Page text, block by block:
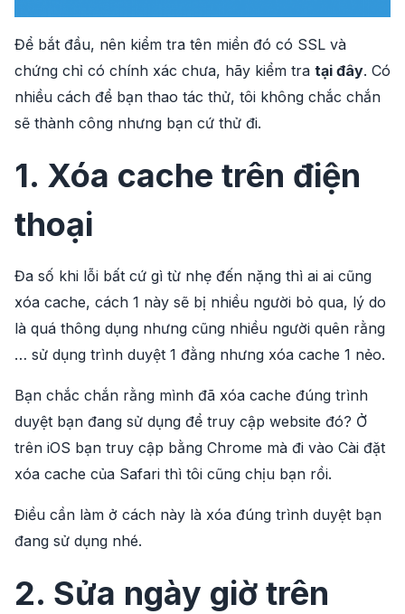
Để bắt đầu, nên kiểm tra tên miền đó có SSL và
chứng chỉ có chính xác chưa, hãy kiểm tra tại đây. Có
nhiều cách để bạn thao tác thử, tôi không chắc chắn
sẽ thành công nhưng bạn cứ thử đi.
1. Xóa cache trên điện
thoại
Đa số khi lỗi bất cứ gì từ nhẹ đến nặng thì ai ai cũng
xóa cache, cách 1 này sẽ bị nhiều người bỏ qua, lý do
là quá thông dụng nhưng cũng nhiều người quên rằng
… sử dụng trình duyệt 1 đằng nhưng xóa cache 1 nẻo.
Bạn chắc chắn rằng mình đã xóa cache đúng trình
duyệt bạn đang sử dụng để truy cập website đó? Ở
trên iOS bạn truy cập bằng Chrome mà đi vào Cài đặt
xóa cache của Safari thì tôi cũng chịu bạn rồi.
Điều cần làm ở cách này là xóa đúng trình duyệt bạn
đang sử dụng nhé.
2. Sửa ngày giờ trên